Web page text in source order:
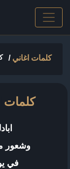
كلمات اغاني/
كلمات
وشعور
في